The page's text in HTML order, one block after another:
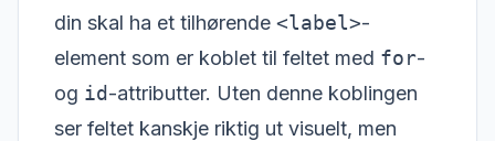
din skal ha et tilhørende <label>-
element som er koblet til feltet med for-
og id-attributter. Uten denne koblingen
ser feltet kanskje riktig ut visuelt, men